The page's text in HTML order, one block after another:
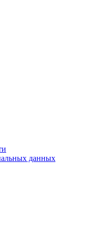
данных